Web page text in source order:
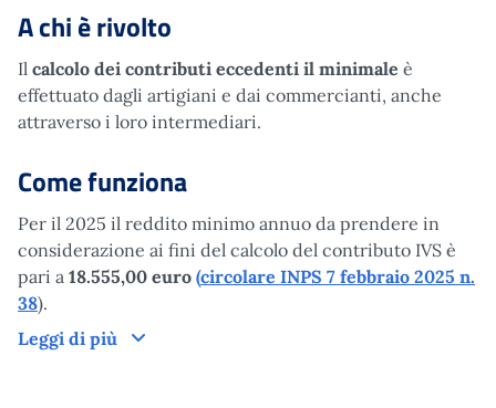
A chi è rivolto
Il calcolo dei contributi eccedenti il minimale è
effettuato dagli artigiani e dai commercianti, anche
attraverso i loro intermediari.
Come funziona
Per il 2025 il reddito minimo annuo da prendere in
considerazione ai fini del calcolo del contributo IVS è
pari a 18.555,00 euro (circolare INPS 7 febbraio 2025 n.
38).
Leggi di più
Come funziona